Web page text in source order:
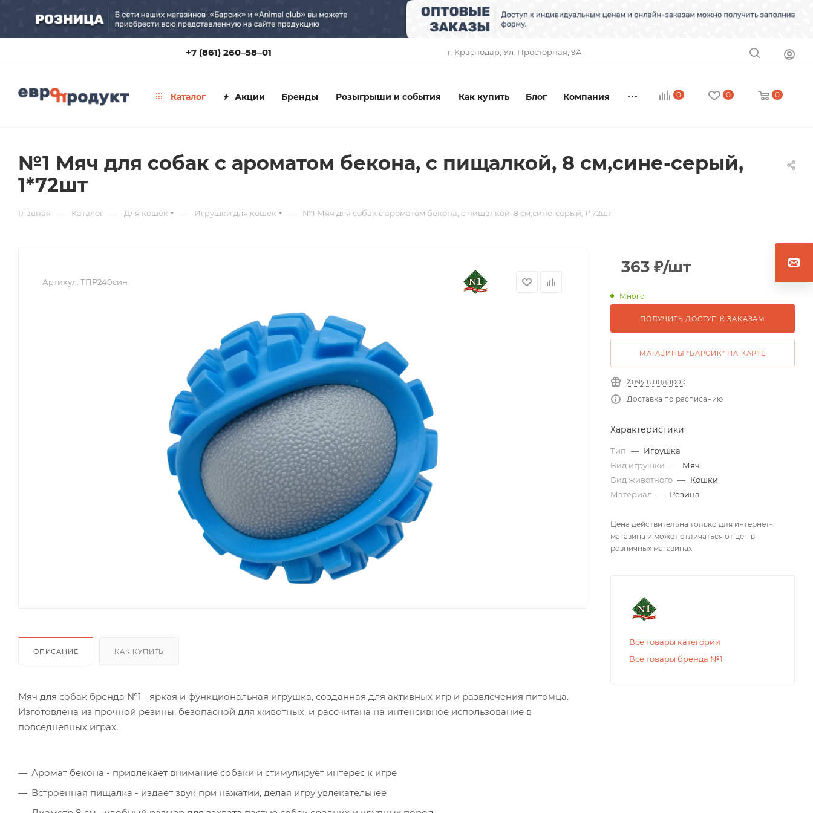
+7 (861) 260‒58‒01 г. Краснодар, ​Ул. Просторная, 9А
0 0 0
Каталог Акции Бренды Розыгрыши и события Как купить Блог Компания
№1 Мяч для собак с ароматом бекона, с пищалкой, 8 см,сине-серый,
1*72шт
Главная — Каталог — Для кошек — Игрушки для кошек — №1 Мяч для собак с ароматом бекона, с пищалкой, 8 см,сине-серый, 1*72шт
Артикул: ТПР240син
ОПИСАНИЕ КАК КУПИТЬ
Мяч для собак бренда №1 - яркая и функциональная игрушка, созданная для активных игр и развлечения питомца.
Изготовлена из прочной резины, безопасной для животных, и рассчитана на интенсивное использование в
повседневных играх.
Аромат бекона - привлекает внимание собаки и стимулирует интерес к игре
Встроенная пищалка - издает звук при нажатии, делая игру увлекательнее
363 ₽/шт
Много
ПОЛУЧИТЬ ДОСТУП К ЗАКАЗАМ
МАГАЗИНЫ "БАРСИК" НА КАРТЕ
Хочу в подарок
Доставка по расписанию
Характеристики
Тип — Игрушка
Вид игрушки — Мяч
Вид животного — Кошки
Материал — Резина
Цена действительна только для интернет-
магазина и может отличаться от цен в
розничных магазинах
Все товары категории
Все товары бренда №1